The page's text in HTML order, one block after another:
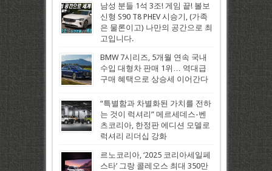
남성 분들 1석 3조! 게임 끝! 볼보
신형 S90 T8 PHEV 시승기, (가족
은 물론이고) 나만의 공간으로 최
고입니다.
BMW 7시리즈, 5개월 연속 국내
수입 대형차 판매 1위… 역대급
구매 혜택으로 상승세 이어간다
“특별함과 차별화된 가치를 전하
는 것이 럭셔리” 메르세데스-벤
츠코리아, 한정판 에디션 모델로
럭셔리 리더십 강화
르노코리아, ‘2025 코리아세일페
스타’ 그랑 콜레오스 최대 350만